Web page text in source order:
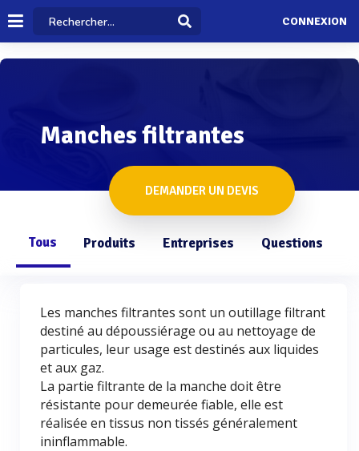
CONNEXION
Manches filtrantes
DEMANDER UN DEVIS
Tous Produits Entreprises Questions
Les manches filtrantes sont un outillage filtrant
destiné au dépoussiérage ou au nettoyage de
particules, leur usage est destinés aux liquides
et aux gaz.
La partie filtrante de la manche doit être
résistante pour demeurée fiable, elle est
réalisée en tissus non tissés généralement
ininflammable.